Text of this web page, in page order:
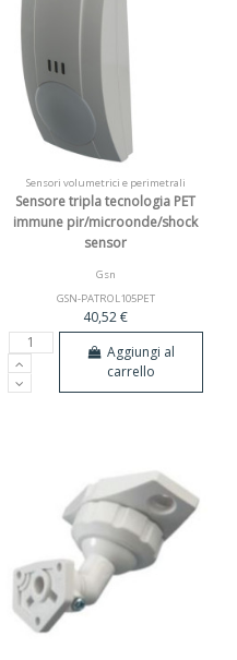
Sensori volumetrici e perimetrali
Sensore tripla tecnologia PET
immune pir/microonde/shock
sensor
Gsn
GSN-PATROL105PET
40,52 €
Aggiungi al
carrello